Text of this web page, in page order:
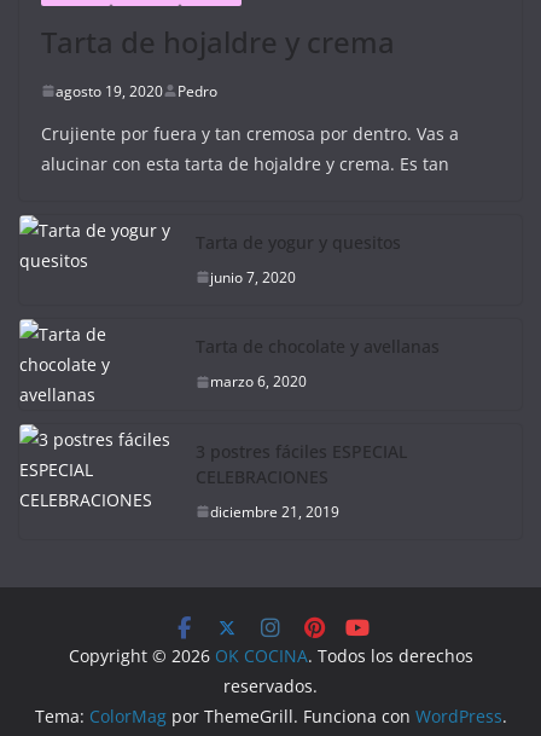
Tarta de hojaldre y crema
agosto 19, 2020 Pedro
Crujiente por fuera y tan cremosa por dentro. Vas a
alucinar con esta tarta de hojaldre y crema. Es tan
Tarta de yogur y quesitos
junio 7, 2020
Tarta de chocolate y avellanas
marzo 6, 2020
3 postres fáciles ESPECIAL
CELEBRACIONES
diciembre 21, 2019
Copyright © 2026 OK COCINA. Todos los derechos
reservados.
Tema: ColorMagpor ThemeGrill. Funciona con WordPress.